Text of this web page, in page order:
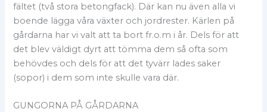
fältet (två stora betongfack). Där kan nu även alla vi
boende lägga våra växter och jordrester. Kärlen på
gårdarna har vi valt att ta bort fr.o.m i år. Dels för att
det blev väldigt dyrt att tömma dem så ofta som
behövdes och dels för att det tyvärr lades saker
(sopor) i dem som inte skulle vara där.
GUNGORNA PÅ GÅRDARNA